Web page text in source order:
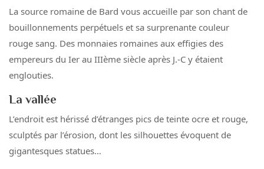
La source romaine de Bard vous accueille par son chant de
bouillonnements perpétuels et sa surprenante couleur
rouge sang. Des monnaies romaines aux effigies des
empereurs du Ier au IIIème siècle après J.-C y étaient
englouties.
La vallée
L’endroit est hérissé d’étranges pics de teinte ocre et rouge,
sculptés par l’érosion, dont les silhouettes évoquent de
gigantesques statues…